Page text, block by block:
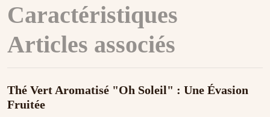
Caractéristiques
Articles associés
Thé Vert Aromatisé "Oh Soleil" : Une Évasion
Fruitée